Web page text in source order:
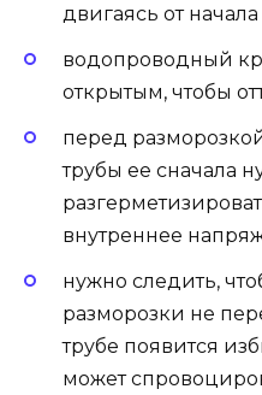
двигаясь от
водопроводный
открытым, чтобы
перед
трубы ее сначала
внутреннее
нужно следить,
разморозки не
трубе появится
может